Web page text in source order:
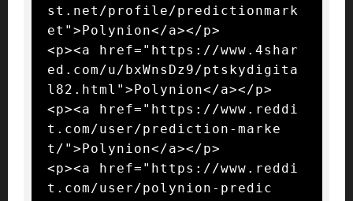
st.net/profile/predictionmark
et">Polynion</a></p>
<p><a href="https://www.4shar
ed.com/u/bxWnsDz9/ptskydigita
l82.html">Polynion</a></p>
<p><a href="https://www.reddi
t.com/user/prediction-marke
t/">Polynion</a></p>
<p><a href="https://www.reddi
t.com/user/polynion-predic